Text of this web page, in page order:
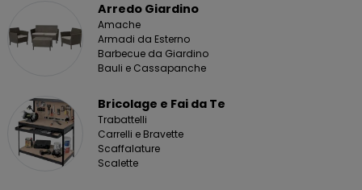
Arredo Giardino
Amache
Armadi da Esterno
Barbecue da Giardino
Bauli e Cassapanche
Bricolage e Fai da Te
Trabattelli
Carrelli e Bravette
Scaffalature
Scalette